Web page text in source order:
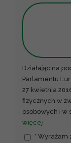
Działając na
Parlamentu
27 kwietnia
fizycznych w
osobowych i w
więcej
* Wyrażam